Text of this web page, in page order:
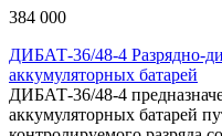
384 000
ДИБАТ-36/48-4 Разрядно-
аккумуляторных батарей
ДИБАТ-36/48-4
аккумуляторных батарей